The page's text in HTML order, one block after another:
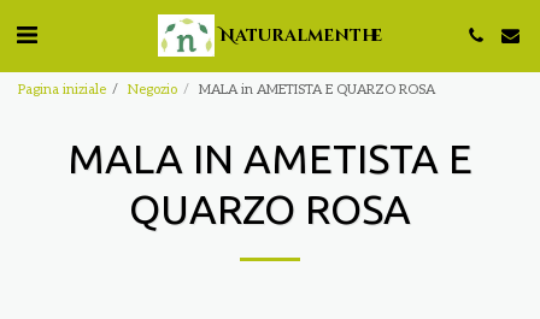
Naturalmenthe
Pagina iniziale Negozio MALA in AMETISTA E QUARZO ROSA
MALA IN AMETISTA E
QUARZO ROSA